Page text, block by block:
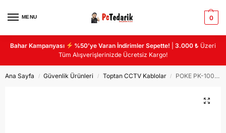
MENU 0
Bahar Kampanyası %50’ye Varan İndirimler Sepette! |3.000 ₺ Üzeri
Tüm Alışverişlerinizde Ücretsiz Kargo!
Ana Sayfa / Güvenlik Ürünleri / Toptan CCTV Kablolar / POKE PK-100 KAMERA KABLOSU 2+1 CCTV 0.50 GOLD 100 METRE YERLİ